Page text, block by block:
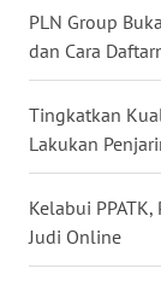
PLN Group
dan Cara
Tingkatkan
Lakukan
Kelabui
Judi Online
WN
MALUKU
MALUT